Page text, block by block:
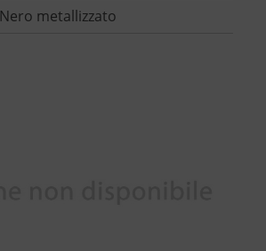
Nero metallizzato